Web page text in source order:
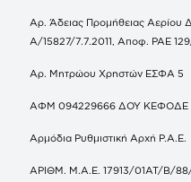
Αρ. Άδειας Προμήθειας Αερίου
Α/15827/7.7.2011, Αποφ. ΡΑΕ
Αρ. Μητρώου Χρηστών ΕΣΦΑ 5
ΑΦΜ 094229666 ΔΟΥ ΚΕΦΟΔΕ
Αρμόδια Ρυθμιστική Αρχή Ρ.Α.Ε.
ΑΡΙΘΜ. Μ.Α.Ε. 17913/01ΑΤ/Β/